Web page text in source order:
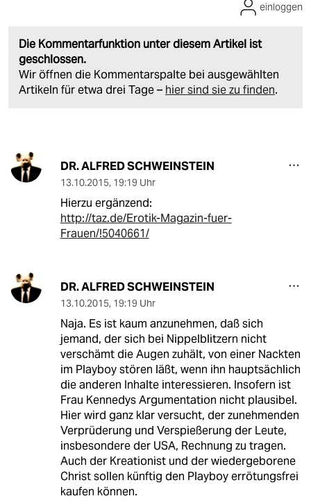
Die Kommentarfunktion unter diesem Artikel ist
geschlossen.
Wir öffnen die Kommentarspalte bei ausgewählten
Artikeln für etwa drei Tage – hier sind sie zu finden.
einloggen
DR. ALFRED SCHWEINSTEIN
13.10.2015, 19:19 Uhr
Hierzu ergänzend:
http://taz.de/Erotik-Magazin-fuer-
Frauen/!5040661/
DR. ALFRED SCHWEINSTEIN
13.10.2015, 19:19 Uhr
Naja. Es ist kaum anzunehmen, daß sich
jemand, der sich bei Nippelblitzern nicht
verschämt die Augen zuhält, von einer Nackten
im Playboy stören läßt, wenn ihn hauptsächlich
die anderen Inhalte interessieren. Insofern ist
Frau Kennedys Argumentation nicht plausibel.
Hier wird ganz klar versucht, der zunehmenden
Verprüderung und Verspießerung der Leute,
insbesondere der USA, Rechnung zu tragen.
Auch der Kreationist und der wiedergeborene
Christ sollen künftig den Playboy errötungsfrei
kaufen können.